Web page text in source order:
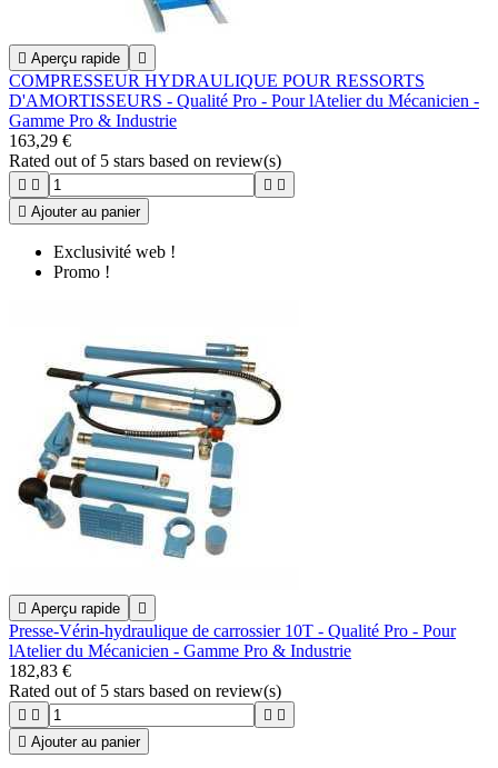
 Aperçu rapide 
COMPRESSEUR HYDRAULIQUE POUR RESSORTS
D'AMORTISSEURS - Qualité Pro - Pour lAtelier du Mécanicien -
Gamme Pro & Industrie
163,29 €
Rated out of 5 stars based on review(s)
   
 Ajouter au panier
Exclusivité web !
Promo !
 Aperçu rapide 
Presse-Vérin-hydraulique de carrossier 10T - Qualité Pro - Pour
lAtelier du Mécanicien - Gamme Pro & Industrie
182,83 €
Rated out of 5 stars based on review(s)
   
 Ajouter au panier